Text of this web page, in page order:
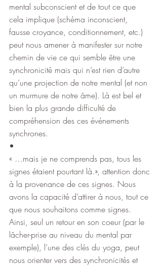
mental subconscient et de tout ce que
cela implique (schéma inconscient,
fausse croyance, conditionnement, etc.)
peut nous amener à manifester sur notre
chemin de vie ce qui semble être une
synchronicité mais qui n’est rien d’autre
qu’une projection de notre mental (et non
un murmure de notre âme). Là est bel et
bien la plus grande difficulté de
compréhension des ces événements
synchrones.
•
« …mais je ne comprends pas, tous les
signes étaient pourtant là.», attention donc
à la provenance de ces signes. Nous
avons la capacité d’attirer à nous, tout ce
que nous souhaitons comme signes.
Ainsi, seul un retour en son coeur (par le
lâcher-prise au niveau du mental par
exemple), l’une des clés du yoga, peut
nous orienter vers des synchronicités et